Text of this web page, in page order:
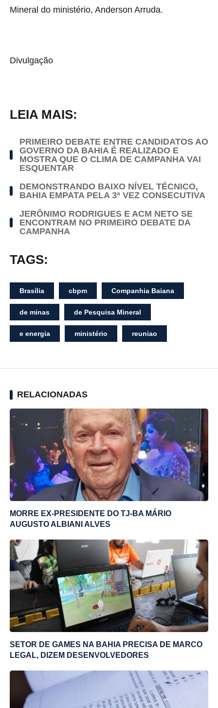
Mineral do ministério, Anderson Arruda.
Divulgação
LEIA MAIS:
PRIMEIRO DEBATE ENTRE CANDIDATOS AO
GOVERNO DA BAHIA É REALIZADO E
MOSTRA QUE O CLIMA DE CAMPANHA VAI
ESQUENTAR
DEMONSTRANDO BAIXO NÍVEL TÉCNICO,
BAHIA EMPATA PELA 3ª VEZ CONSECUTIVA
JERÔNIMO RODRIGUES E ACM NETO SE
ENCONTRAM NO PRIMEIRO DEBATE DA
CAMPANHA
TAGS:
Brasília cbpm Companhia Baiana
de minas de Pesquisa Mineral
e energia ministério reuniao
RELACIONADAS
MORRE EX-PRESIDENTE DO TJ-BA MÁRIO
AUGUSTO ALBIANI ALVES
SETOR DE GAMES NA BAHIA PRECISA DE MARCO
LEGAL, DIZEM DESENVOLVEDORES